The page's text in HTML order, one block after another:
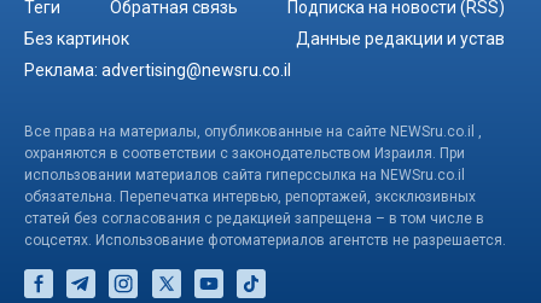
Теги Обратная связь
Подписка на новости (RSS)
Без картинок
Данные редакции и устав
Реклама: advertising@newsru.co.il
Все права на материалы, опубликованные на сайте NEWSru.co.il ,
охраняются в соответствии с законодательством Израиля. При
использовании материалов сайта гиперссылка на NEWSru.co.il
обязательна. Перепечатка интервью, репортажей, эксклюзивных
статей без согласования с редакцией запрещена – в том числе в
соцсетях. Использование фотоматериалов агентств не разрешается.